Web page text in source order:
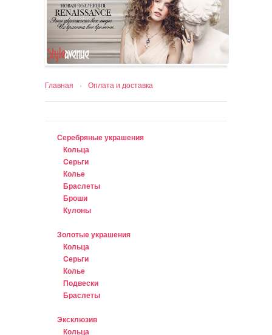
Главная › Оплата и доставка
Серебряные украшения
Кольца
Cерьги
Колье
Браслеты
Броши
Кулоны
Золотые украшения
Кольца
Cерьги
Колье
Подвески
Браслеты
Эксклюзив
Кольца